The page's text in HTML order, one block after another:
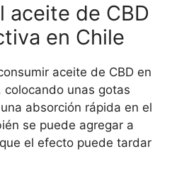
aceite de CBD
en Chile
aceite de CBD en
colocando unas gotas
absorción rápida en el
se puede agregar a
el efecto puede tardar